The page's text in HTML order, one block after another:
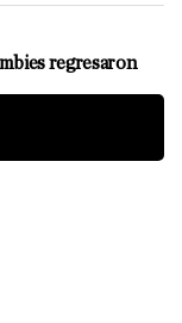
regresaron